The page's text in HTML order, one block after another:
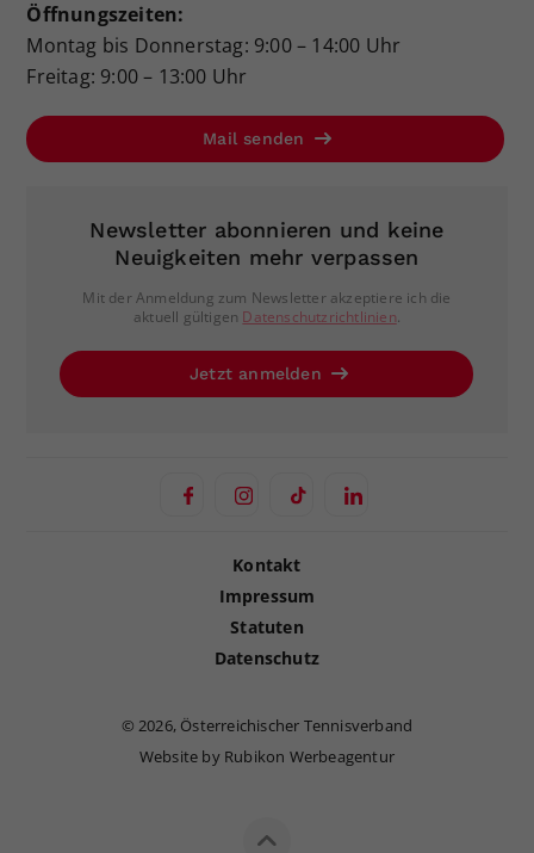
Öffnungszeiten:
Montag bis Donnerstag: 9:00 – 14:00 Uhr
Freitag: 9:00 – 13:00 Uhr
Mail senden
Newsletter abonnieren und keine
Neuigkeiten mehr verpassen
Mit der Anmeldung zum Newsletter akzeptiere ich die
aktuell gültigen Datenschutzrichtlinien.
Jetzt anmelden
Kontakt
Impressum
Statuten
Datenschutz
©2026, Österreichischer Tennisverband
Website by Rubikon Werbeagentur